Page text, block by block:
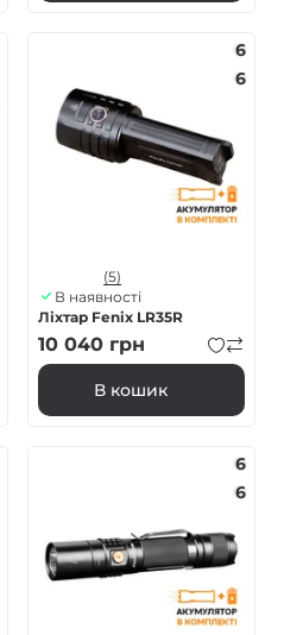
6
6
(5)
В наявності
Ліхтар Fenix LR35R
10 040 грн
В кошик
6
6